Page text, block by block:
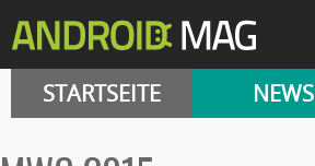
STARTSEITE NEWS